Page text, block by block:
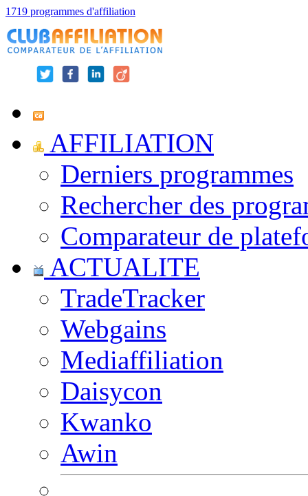
1719 programmes d'affiliation
AFFILIATION
Derniers programmes
Rechercher des
Comparateur de
ACTUALITE
TradeTracker
Webgains
Mediaffiliation
Daisycon
Kwanko
Awin